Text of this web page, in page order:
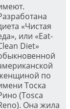
«Чистая
или «Eat-
Diet»
по
Тоска
(Tosca
Она жила